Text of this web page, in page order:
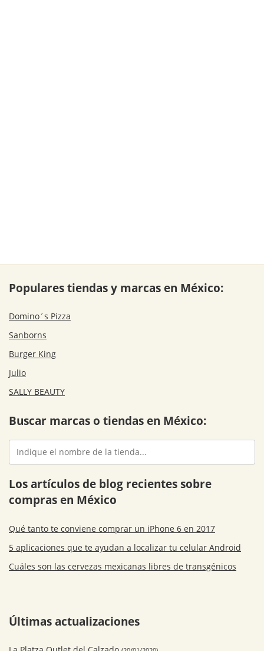
Populares tiendas y marcas en México:
Domino´s Pizza
Sanborns
Burger King
Julio
SALLY BEAUTY
Buscar marcas o tiendas en México:
Los artículos de blog recientes sobre
compras en México
Qué tanto te conviene comprar un iPhone 6 en 2017
5 aplicaciones que te ayudan a localizar tu celular Android
Cuáles son las cervezas mexicanas libres de transgénicos
Últimas actualizaciones